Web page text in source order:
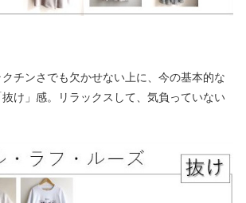
チンさでも欠かせない上に、今の基本的な
抜け」感。リラックスして、気負っていない